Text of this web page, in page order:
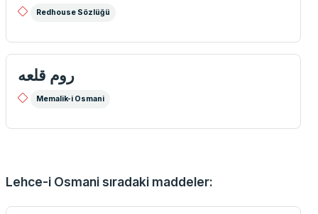
Redhouse Sözlüğü
روم قلعه
Memalik-i Osmani
Lehce-i Osmani sıradaki maddeler: